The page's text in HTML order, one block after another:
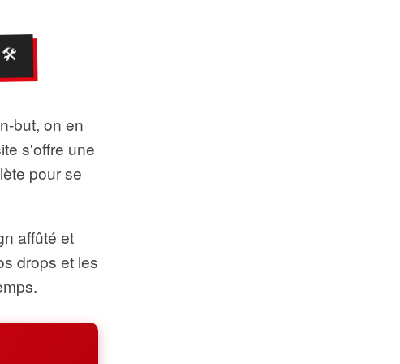
🛠️
but, on en
s'offre une
pour se
affûté et
drops et les